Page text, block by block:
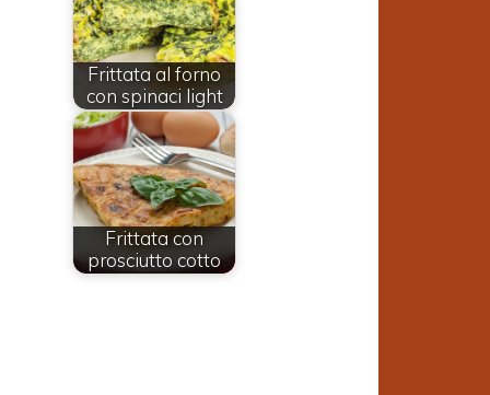
Frittata al forno
con spinaci light
Frittata con
prosciutto cotto